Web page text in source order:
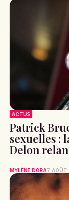
ACTUS
Patrick
sexuelles :
Delon
MYLÈNE DORA7 AOÛT